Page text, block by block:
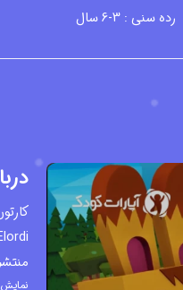
رده سنی : 3-6 سال